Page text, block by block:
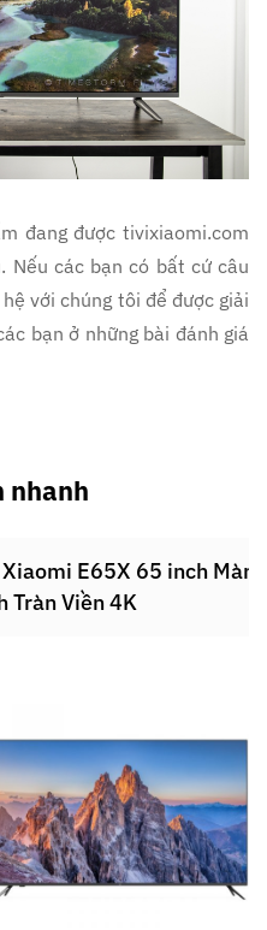
đang được tivixiaomi.com
Nếu các bạn có bất cứ câu
với chúng tôi để được giải
bạn ở những bài đánh giá
nhanh
E65X 65 inch Màn
Tràn Viền 4K